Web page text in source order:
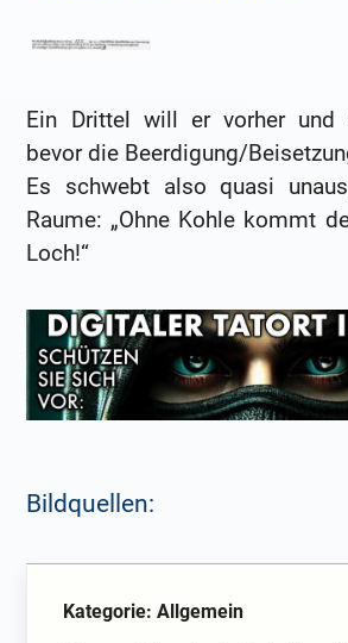
Ein Drittel will er vorher und
bevor die Beerdigung/
Es schwebt also quasi
Raume: „Ohne Kohle kommt
Loch!“
Bildquellen:
Kategorie: Allgemein